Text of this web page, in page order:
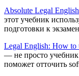
Absolute Legal
этот учебник
подготовки к
Legal English: How to
— не просто учебник
поможет отточить